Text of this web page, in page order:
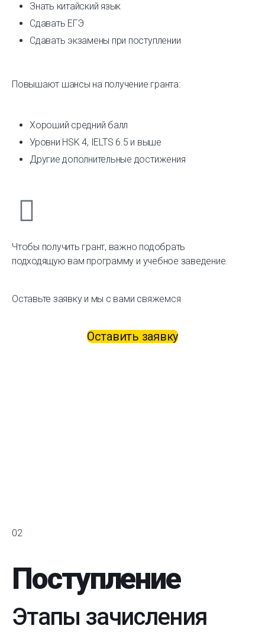
Знать китайский язык
Сдавать ЕГЭ
Сдавать экзамены при поступлении
Повышают шансы на получение гранта:
Хороший средний балл
Уровни HSK 4, IELTS 6.5 и выше
Другие дополнительные достижения
Чтобы получить грант, важно подобрать
подходящую вам программу и учебное заведение.
Оставьте заявку и мы с вами свяжемся
Оставить заявку
02
Поступление
Этапы зачисления